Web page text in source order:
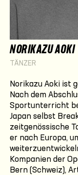
NORIKAZU AOKI
TÄNZER
Norikazu Aoki ist
Nach dem
Sportunterricht
Japan selbst
zeitgenössische
er nach Europa,
Kompanien der
Bern (Schweiz),